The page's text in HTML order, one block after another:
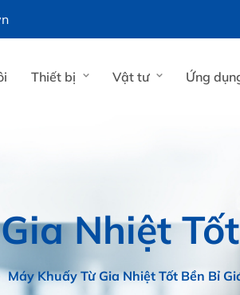
Thiết bị Vật tư Ứng
Nhiệt
Máy Khuấy Từ Gia Nhiệt Tốt Bền Bỉ